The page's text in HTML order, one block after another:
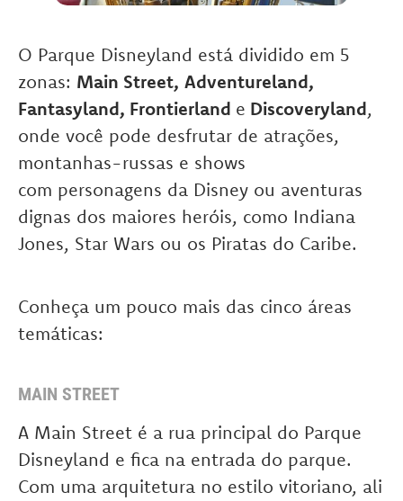
O Parque Disneyland está dividido em 5
zonas: Main Street, Adventureland,
Fantasyland, Frontierland e Discoveryland,
onde você pode desfrutar de atrações,
montanhas-russas e shows
com personagens da Disney ou aventuras
dignas dos maiores heróis, como Indiana
Jones, Star Wars ou os Piratas do Caribe.
Conheça um pouco mais das cinco áreas
temáticas:
MAIN STREET
A Main Street é a rua principal do Parque
Disneyland e fica na entrada do parque.
Com uma arquitetura no estilo vitoriano, ali